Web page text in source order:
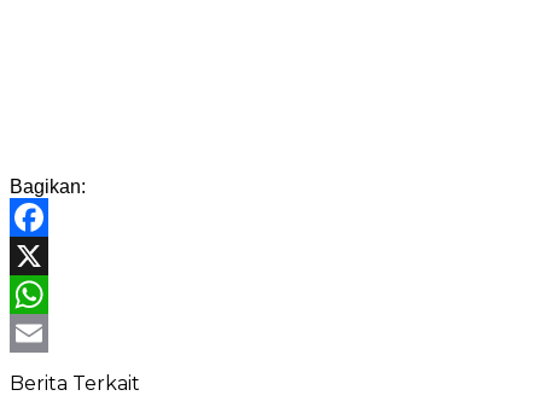
Bagikan:
Facebook
X
WhatsApp
Email
Berita Terkait